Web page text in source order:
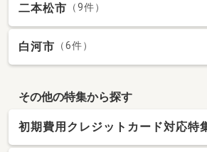
二本松市 （9件）
白河市 （6件）
その他の特集から探す
初期費用クレジットカード対応特